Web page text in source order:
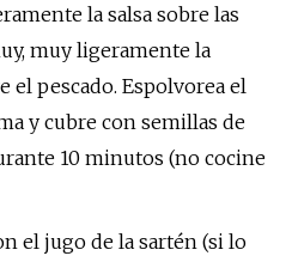
la salsa sobre las
muy ligeramente la
el pescado. Espolvorea el
y cubre con semillas de
10 minutos (no cocine
el jugo de la sartén (si lo